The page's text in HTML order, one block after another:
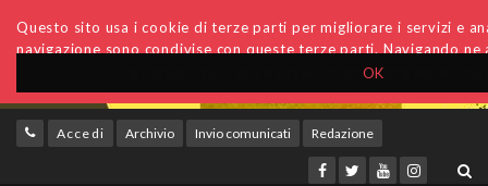
OK
Questo sito usa i cookie di terze parti per migliorare i servizi e
navigazione sono condivise con queste terze parti. Navigando
Accedi Archivio Invio comunicati Redazione